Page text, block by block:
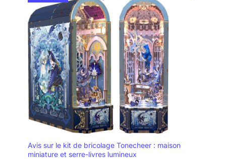
Avis sur le kit de bricolage Tonecheer : maison
miniature et serre-livres lumineux